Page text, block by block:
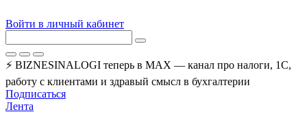
Войти в личный кабинет
⚡ BIZNESINALOGI теперь в MAX — канал про налоги, 1С,
работу с клиентами и здравый смысл в бухгалтерии
Подписаться
Лента